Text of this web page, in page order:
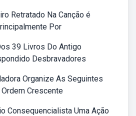
Retratado Na Canção é
Por
39 Livros Do Antigo
Desbravadores
Organize As Seguintes
Crescente
Consequencialista Uma Ação